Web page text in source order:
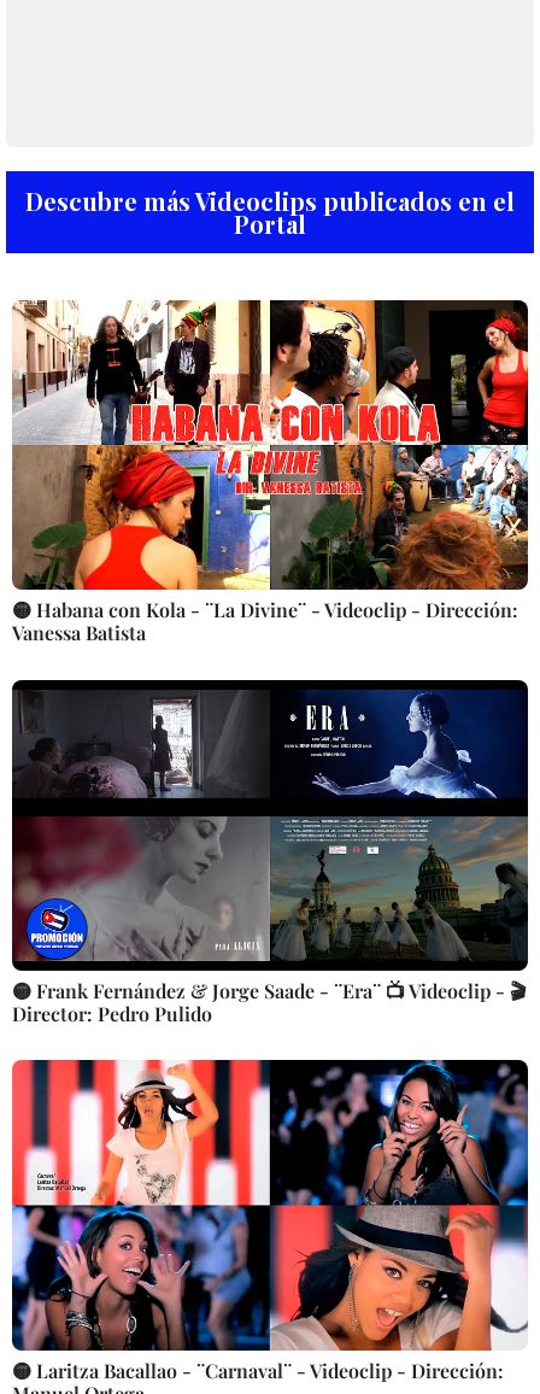
Descubre más Videoclips publicados en el
Portal
🟡 Habana con Kola - ¨La Divine¨ - Videoclip - Dirección:
Vanessa Batista
🟡 Frank Fernández & Jorge Saade - ¨Era¨ 📺 Videoclip - 🎬
Director: Pedro Pulido
🟡 Laritza Bacallao - ¨Carnaval¨ - Videoclip - Dirección: